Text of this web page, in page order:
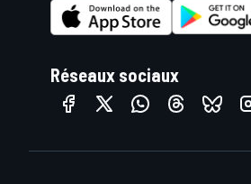
Réseaux sociaux